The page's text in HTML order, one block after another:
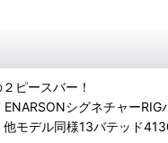
ピースバー！
シグネチャーRIG
モデル同様13バテッド